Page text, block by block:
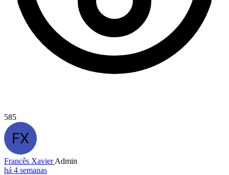
585
Francês XavierAdmin
há 4 semanas